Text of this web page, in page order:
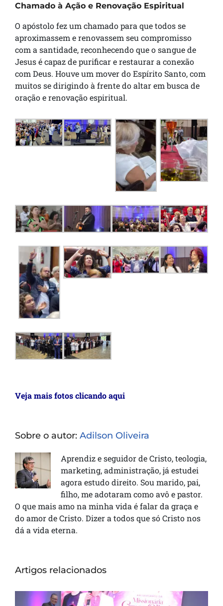
Chamado à Ação e Renovação Espiritual
O apóstolo fez um chamado para que todos se
aproximassem e renovassem seu compromisso
com a santidade, reconhecendo que o sangue de
Jesus é capaz de purificar e restaurar a conexão
com Deus. Houve um mover do Espírito Santo, com
muitos se dirigindo à frente do altar em busca de
oração e renovação espiritual.
Veja mais fotos clicando aqui
Sobre o autor: Adilson Oliveira
Aprendiz e seguidor de Cristo, teologia,
marketing, administração, já estudei
agora estudo direito. Sou marido, pai,
filho, me adotaram como avô e pastor.
O que mais amo na minha vida é falar da graça e
do amor de Cristo. Dizer a todos que só Cristo nos
dá a vida eterna.
Artigos relacionados